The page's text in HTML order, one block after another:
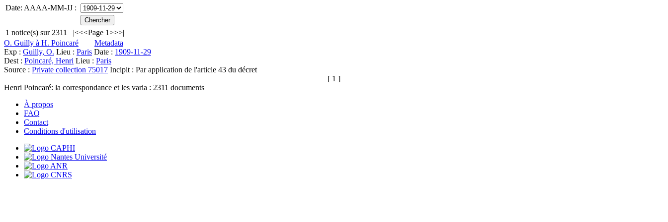
Date: AAAA-MM-JJ :
1 notice(s) sur 2311 |<<<Page 1>>>|
O. Guilly à H. Poincaré
Metadata
Exp : Guilly, O. Lieu : Paris Date : 1909-11-29
Dest : Poincaré, Henri Lieu : Paris
Source : Private collection 75017 Incipit : Par application de l'article 43 du décret
[ 1 ]
Henri Poincaré: la correspondance et les varia : 2311 documents
À propos
FAQ
Contact
Conditions d'utilisation